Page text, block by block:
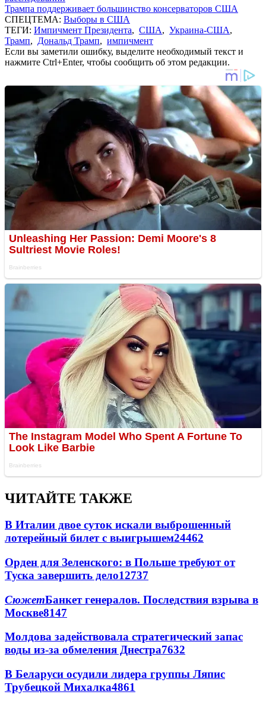
Трампа поддерживает большинство консерваторов США
СПЕЦТЕМА: Выборы в США
ТЕГИ: Импичмент Президента, США, Украина-США,
Трамп, Дональд Трамп, импичмент
Если вы заметили ошибку, выделите необходимый текст и
нажмите Ctrl+Enter, чтобы сообщить об этом редакции.
ЧИТАЙТЕ ТАКЖЕ
В Италии двое суток искали выброшенный
лотерейный билет с выигрышем24462
Орден для Зеленского: в Польше требуют от
Туска завершить дело12737
СюжетБанкет генералов. Последствия взрыва в
Москве8147
Молдова задействовала стратегический запас
воды из-за обмеления Днестра7632
В Беларуси осудили лидера группы Ляпис
Трубецкой Михалка4861